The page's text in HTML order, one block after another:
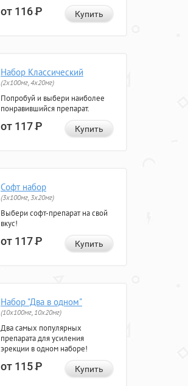
от 116Р Купить
Набор Классический
(2x100мг, 4x20мг)
Попробуй и выбери наиболее
понравившийся препарат.
от 117Р Купить
Софт набор
(3x100мг, 3x20мг)
Выбери софт-препарат на свой
вкус!
от 117Р Купить
Набор "Два в одном"
(10x100мг, 10x20мг)
Два самых популярных
препарата для усиления
эрекции в одном наборе!
от 115Р Купить